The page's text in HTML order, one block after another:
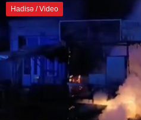
Hadisə / Video